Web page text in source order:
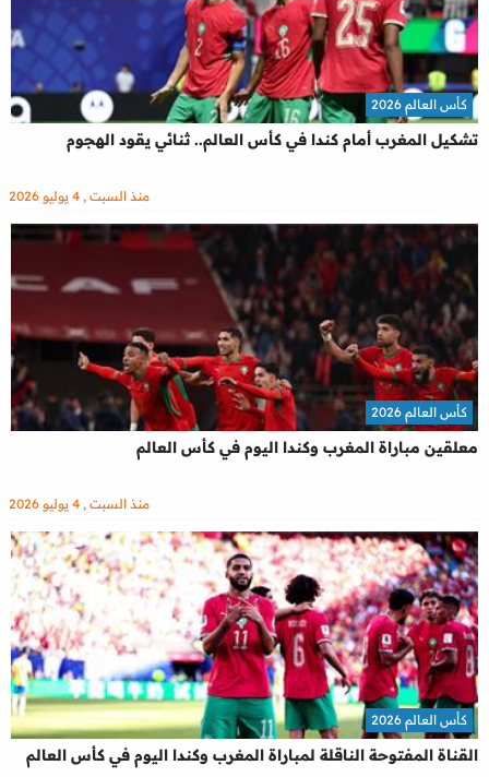
تشكيل المغرب أمام كندا في كأس العالم.. ثنائي يقود الهجوم
كأس العالم 2026
منذ السبت , 4 يوليو 2026
معلقين مباراة المغرب وكندا اليوم في كأس العالم
كأس العالم 2026
منذ السبت , 4 يوليو 2026
القناة المفتوحة الناقلة لمباراة المغرب وكندا اليوم في كأس العالم
كأس العالم 2026